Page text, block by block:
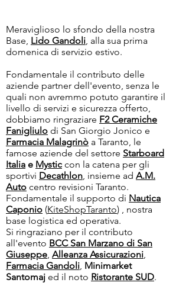
Meraviglioso lo sfondo della nostra
Base, Lido Gandoli, alla sua prima
domenica di servizio estivo.
Fondamentale il contributo delle
aziende partner dell'evento, senza le
quali non avremmo potuto garantire il
livello di servizi e sicurezza offerto,
dobbiamo ringraziare F2 Ceramiche
Fanigliulo di San Giorgio Jonico e
Farmacia Malagrinò a Taranto, le
famose aziende del settore Starboard
Italia e Mystic con la catena per gli
sportivi Decathlon, insieme ad A.M.
Auto centro revisioni Taranto.
Fondamentale il supporto di Nautica
Caponio (KiteShopTaranto) , nostra
base logistica ed operativa.
Si ringraziano per il contributo
all'evento BCC San Marzano di San
Giuseppe, Alleanza Assicurazioni,
Farmacia Gandoli, Minimarket
Santomaj ed il noto Ristorante SUD.